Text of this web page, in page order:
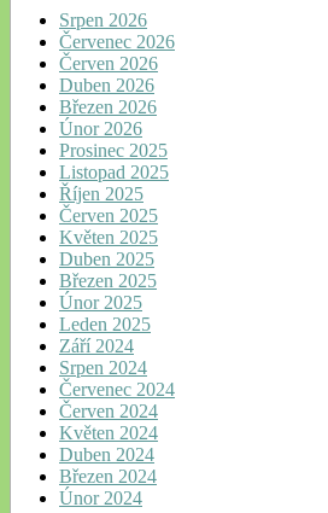
Srpen 2026
Červenec 2026
Červen 2026
Duben 2026
Březen 2026
Únor 2026
Prosinec 2025
Listopad 2025
Říjen 2025
Červen 2025
Květen 2025
Duben 2025
Březen 2025
Únor 2025
Leden 2025
Září 2024
Srpen 2024
Červenec 2024
Červen 2024
Květen 2024
Duben 2024
Březen 2024
Únor 2024